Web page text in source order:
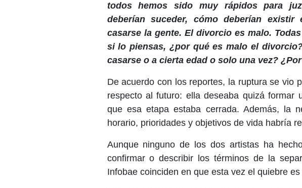
todos hemos sido muy rápidos para
deberían suceder, cómo deberían
casarse la gente. El divorcio es malo.
si lo piensas, ¿por qué es malo el
casarse o a cierta edad o solo una vez?
De acuerdo con los reportes, la ruptura se vio
respecto al futuro: ella deseaba quizá formar
que esa etapa estaba cerrada. Además, la
horario, prioridades y objetivos de vida habría
Aunque ninguno de los dos artistas ha
confirmar o describir los términos de la
Infobae coinciden en que esta vez el quiebre es